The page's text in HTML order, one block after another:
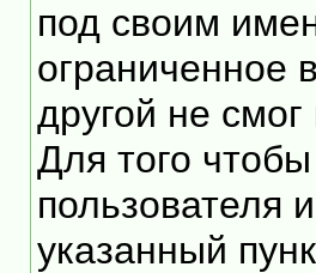
под своим
ограниченное
другой не
Для того
пользователя
указанный